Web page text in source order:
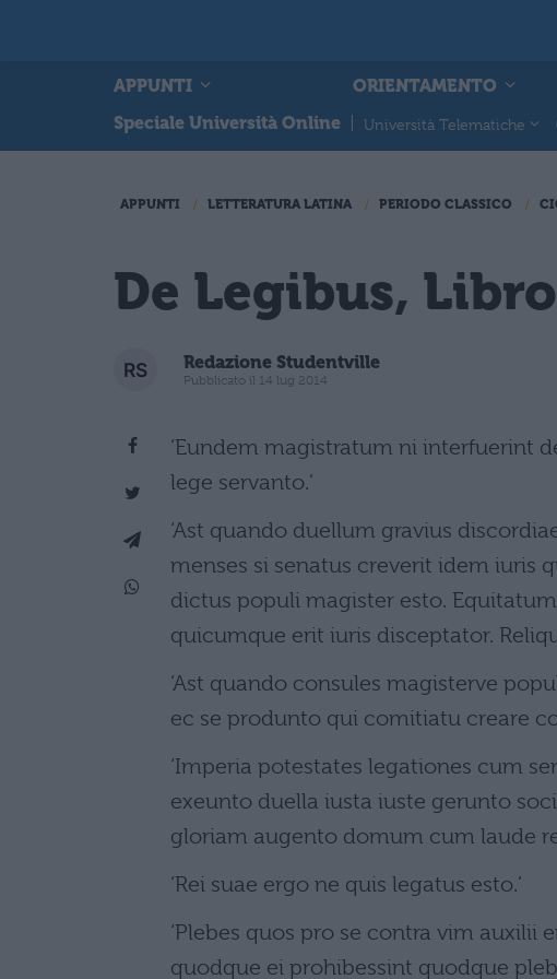
APPUNTI ORIENTAMENTO
Speciale Università Online
Università Telematiche
APPUNTI LETTERATURA LATINA PERIODO CLASSICO
De Legibus,
Redazione Studentville
Pubblicato il 14 lug 2014
‘Eundem magistratum ni interfuerint
lege servanto.’
‘Ast quando duellum gravius
menses si senatus creverit idem iuris
dictus populi magister esto.
quicumque erit iuris disceptator.
‘Ast quando consules magisterve
ec se produnto qui comitiatu creare
‘Imperia potestates legationes cum
exeunto duella iusta iuste gerunto
gloriam augento domum cum laude
‘Rei suae ergo ne quis legatus esto.’
‘Plebes quos pro se contra vim
quodque ei prohibessint quodque